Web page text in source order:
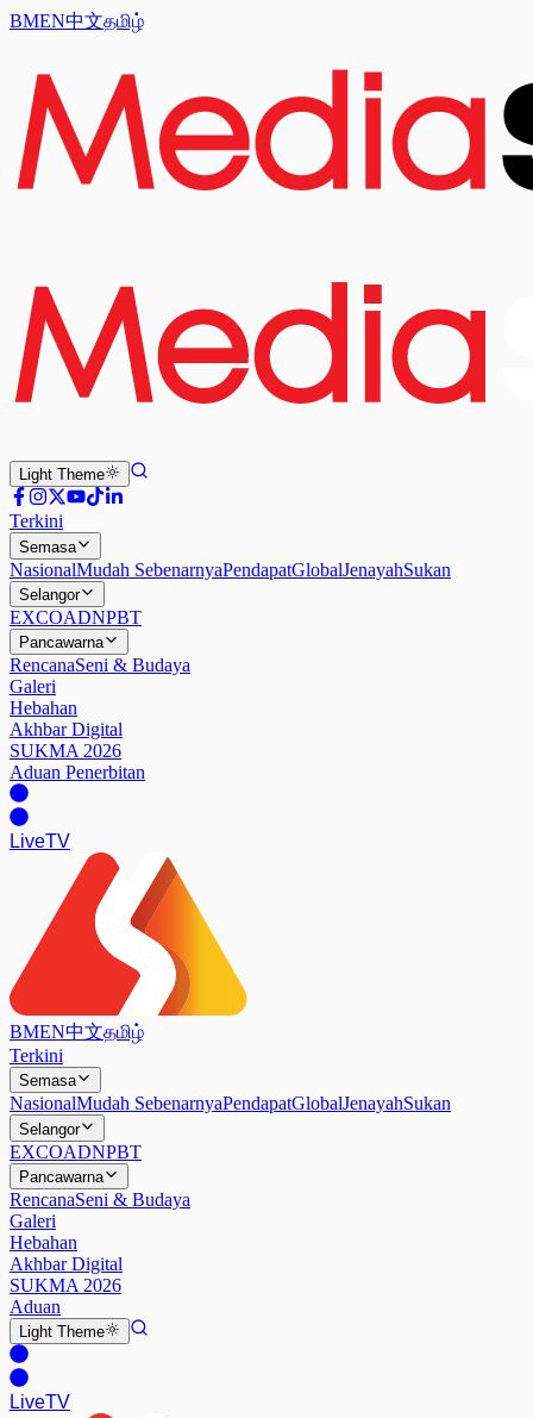
BMEN中文தமிழ்
Light Theme
Terkini
Semasa
NasionalMudah SebenarnyaPendapatGlobalJenayahSukan
Selangor
EXCOADNPBT
Pancawarna
RencanaSeni & Budaya
Galeri
Hebahan
Akhbar Digital
SUKMA 2026
Aduan Penerbitan
LiveTV
BMEN中文தமிழ்
Terkini
Semasa
NasionalMudah SebenarnyaPendapatGlobalJenayahSukan
Selangor
EXCOADNPBT
Pancawarna
RencanaSeni & Budaya
Galeri
Hebahan
Akhbar Digital
SUKMA 2026
Aduan
Light Theme
LiveTV